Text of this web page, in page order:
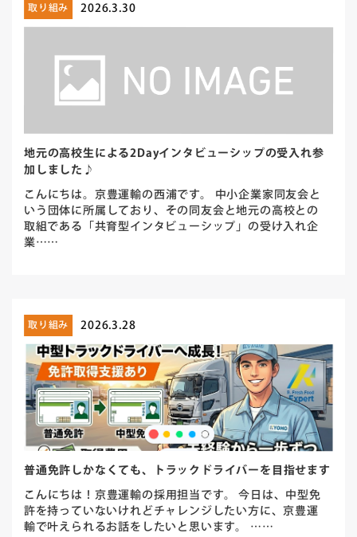
取り組み 2026.3.30
地元の高校生による2Dayインタビューシップの受入れ参
加しました♪
こんにちは。京豊運輸の西浦です。 中小企業家同友会と
いう団体に所属しており、その同友会と地元の高校との
取組である「共育型インタビューシップ」の受け入れ企
業……
取り組み 2026.3.28
普通免許しかなくても、トラックドライバーを目指せます
こんにちは！京豊運輸の採用担当です。 今日は、中型免
許を持っていないけれどチャレンジしたい方に、京豊運
輸で叶えられるお話をしたいと思います。 ……